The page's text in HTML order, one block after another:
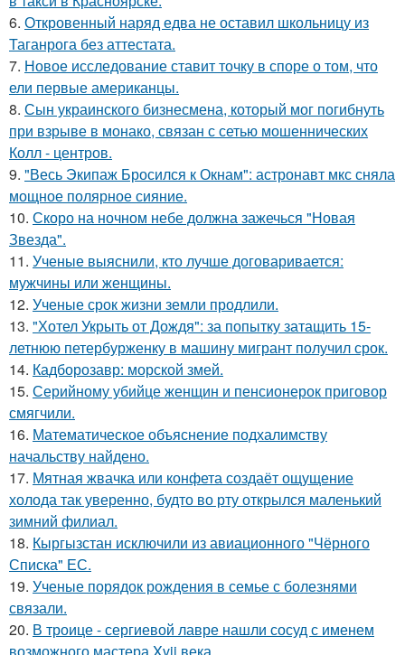
6. Откровенный наряд едва не оставил школьницу из
Таганрога без аттестата.
7. Новое исследование ставит точку в споре о том, что
ели первые американцы.
8. Сын украинского бизнесмена, который мог погибнуть
при взрыве в монако, связан с сетью мошеннических
Колл - центров.
9. "Весь Экипаж Бросился к Окнам": астронавт мкс сняла
мощное полярное сияние.
10. Скоро на ночном небе должна зажечься "Новая
Звезда".
11. Ученые выяснили, кто лучше договаривается:
мужчины или женщины.
12. Ученые срок жизни земли продлили.
13. "Хотел Укрыть от Дождя": за попытку затащить 15-
летнюю петербурженку в машину мигрант получил срок.
14. Кадборозавр: морской змей.
15. Серийному убийце женщин и пенсионерок приговор
смягчили.
16. Математическое объяснение подхалимству
начальству найдено.
17. Мятная жвачка или конфета создаёт ощущение
холода так уверенно, будто во рту открылся маленький
зимний филиал.
18. Кыргызстан исключили из авиационного "Чёрного
Списка" ЕС.
19. Ученые порядок рождения в семье с болезнями
связали.
20. В троице - сергиевой лавре нашли сосуд с именем